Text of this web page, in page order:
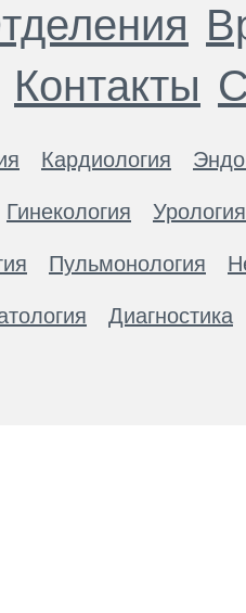
Контакты
Кардиология
Гинекология Урология
Пульмонология
Диагностика